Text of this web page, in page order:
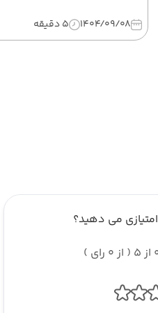
1404/09/08 5 دقیقه
می دهید؟